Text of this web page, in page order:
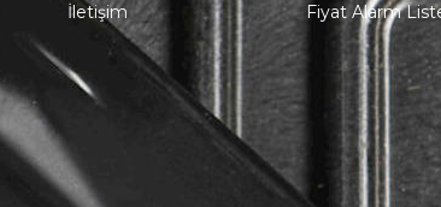
İletişim
Fiyat Alarm